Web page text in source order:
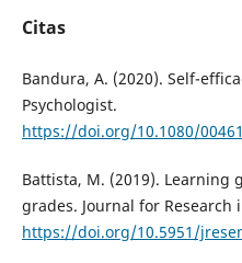
Citas
Bandura, A. (2020). Self-
Psychologist.
https://doi.org/10.1080/
Battista, M. (2019). Learning
grades. Journal for Research
https://doi.org/10.5951/